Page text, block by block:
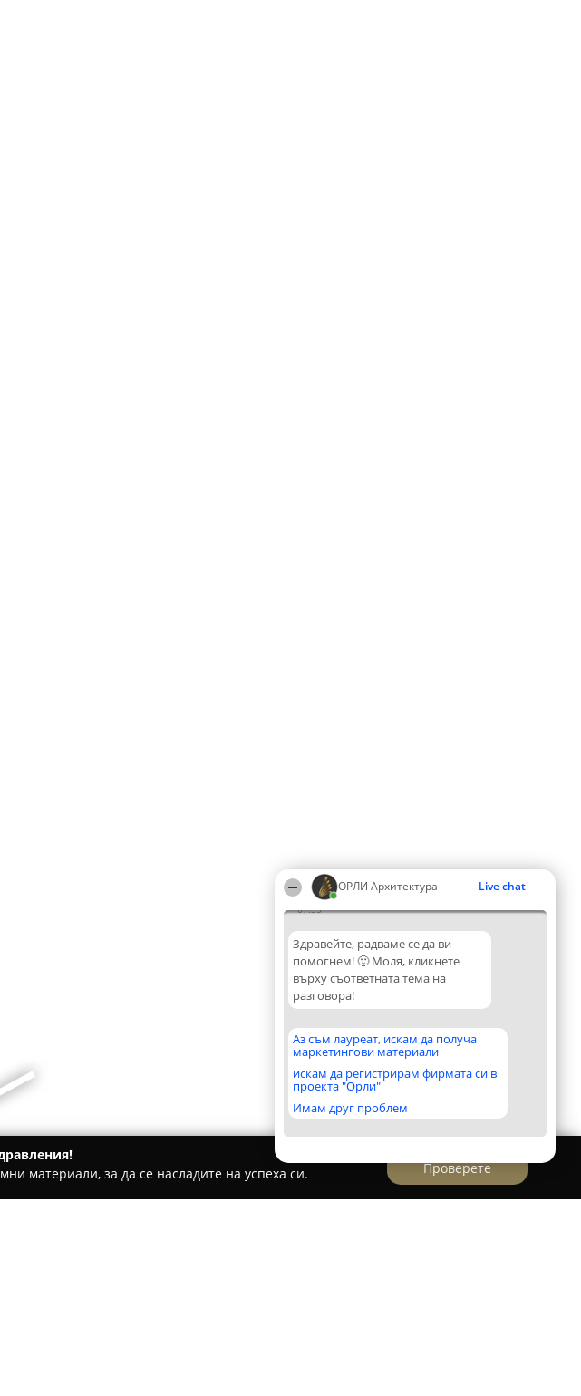
ОРЛИ Архитектура Live chat
07:35
Здравейте, радваме се да ви
помогнем! 🙂 Моля, кликнете
върху съответната тема на
разговора!
Аз съм лауреат, искам да получа
маркетингови материали
искам да регистрирам фирмата си в
проекта "Орли"
Имам друг проблем
материали, за да се насладите на успеха си.
Проверете